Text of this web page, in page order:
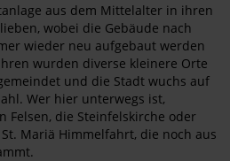
aus dem Mittelalter in ihren
wobei die Gebäude nach
wieder neu aufgebaut werden
wurden diverse kleinere Orte
und die Stadt wuchs auf
Wer hier unterwegs ist,
Felsen, die Steinfelskirche oder
Mariä Himmelfahrt, die noch aus